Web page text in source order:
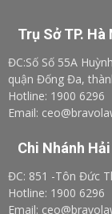
Trụ Sở TP. Hà
ĐC:Số Số 55A
quận Đống Đa,
Hotline: 1900 6296
Email:
Chi Nhánh
ĐC: 851 -Tôn Đức
Hotline: 1900 6296
Email: